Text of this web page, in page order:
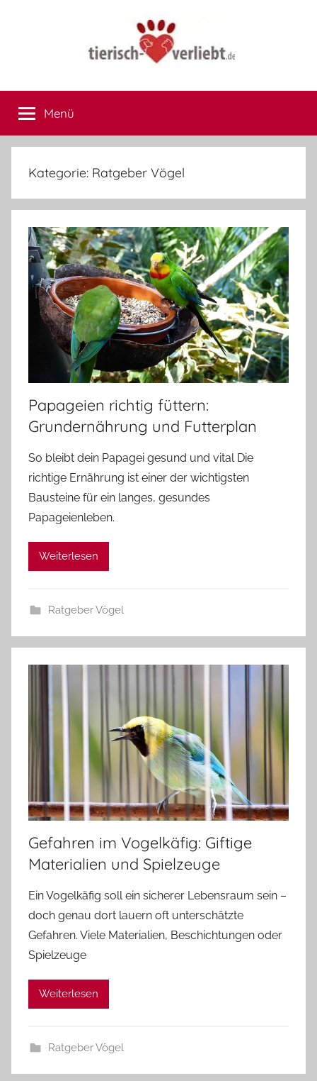
tierisch-
verliebt.de
sich
Herrchen
und
Frauchen
Menü
Kategorie: Ratgeber Vögel
Papageien richtig füttern:
Grundernährung und Futterplan
So bleibt dein Papagei gesund und vital Die
richtige Ernährung ist einer der wichtigsten
Bausteine für ein langes, gesundes
Papageienleben.
Weiterlesen
Ratgeber Vögel
Gefahren im Vogelkäfig: Giftige
Materialien und Spielzeuge
Ein Vogelkäfig soll ein sicherer Lebensraum sein –
doch genau dort lauern oft unterschätzte
Gefahren. Viele Materialien, Beschichtungen oder
Spielzeuge
Weiterlesen
Ratgeber Vögel